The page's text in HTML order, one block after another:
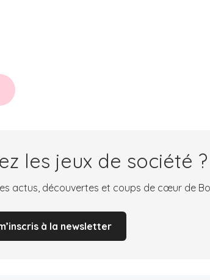
les jeux de société ?
actus, découvertes et coups de cœur de
à la newsletter